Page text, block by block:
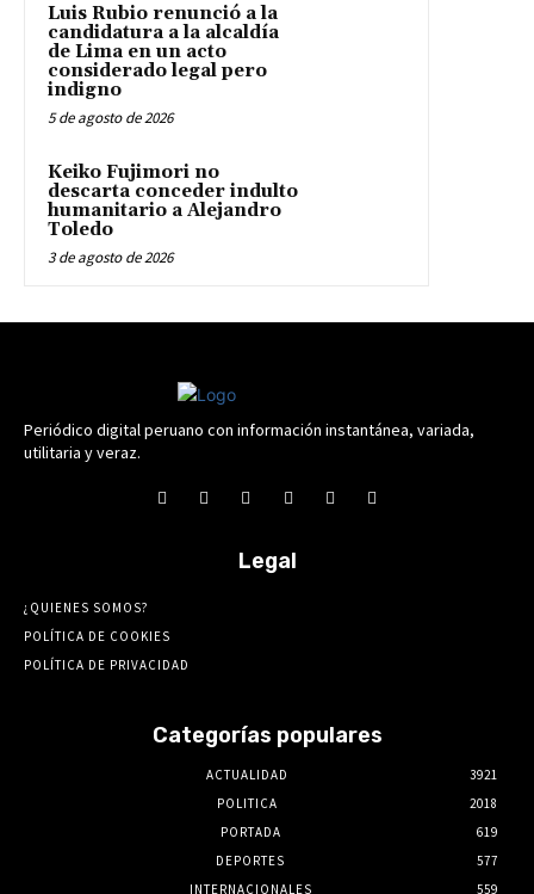
Luis Rubio renunció a la
candidatura a la alcaldía
de Lima en un acto
considerado legal pero
indigno
5 de agosto de 2026
Keiko Fujimori no
descarta conceder indulto
humanitario a Alejandro
Toledo
3 de agosto de 2026
Periódico digital peruano con información instantánea, variada,
utilitaria y veraz.
Legal
¿QUIENES SOMOS?
POLÍTICA DE COOKIES
POLÍTICA DE PRIVACIDAD
Categorías populares
ACTUALIDAD
3921
POLITICA
2018
PORTADA
619
DEPORTES
577
INTERNACIONALES
559